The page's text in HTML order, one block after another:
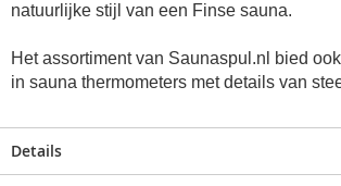
natuurlijke stijl van een Finse sauna.
Het assortiment van Saunaspul.nl bied
in sauna thermometers met details van
Details